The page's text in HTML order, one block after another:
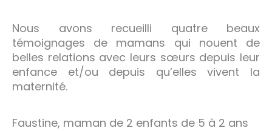
Nous avons recueilli quatre beaux
témoignages de mamans qui nouent de
belles relations avec leurs sœurs depuis leur
enfance et/ou depuis qu’elles vivent la
maternité.
Faustine, maman de 2 enfants de 5 à 2 ans